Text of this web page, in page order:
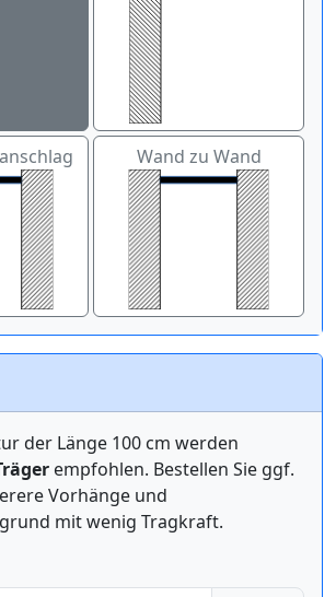
Wand zu Wand
Länge 100 cm werden
empfohlen. Bestellen Sie ggf.
Vorhänge und
mit wenig Tragkraft.